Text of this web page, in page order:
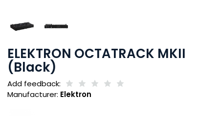
ELEKTRON OCTATRACK MKII
(Black)
Add feedback:
Manufacturer: Elektron